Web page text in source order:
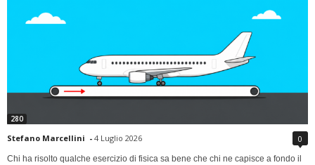
280
Stefano Marcellini - 4 Luglio 2026 0
Chi ha risolto qualche esercizio di fisica sa bene che chi ne capisce a fondo il